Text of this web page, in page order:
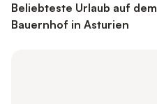
Beliebteste Urlaub auf dem
Bauernhof in Asturien